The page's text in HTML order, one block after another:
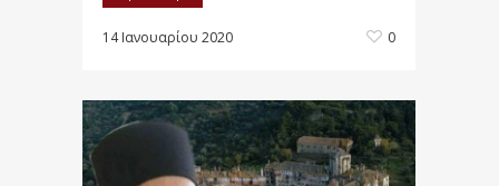
14 Ιανουαρίου 2020 0